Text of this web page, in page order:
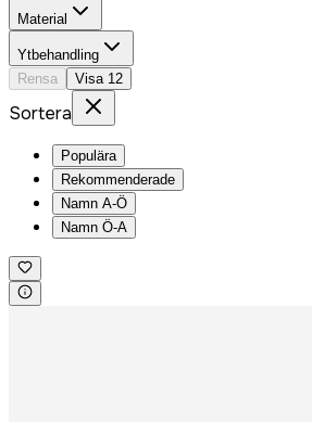
Material
Ytbehandling
Rensa
Visa 12
Sortera
Populära
Rekommenderade
Namn A-Ö
Namn Ö-A